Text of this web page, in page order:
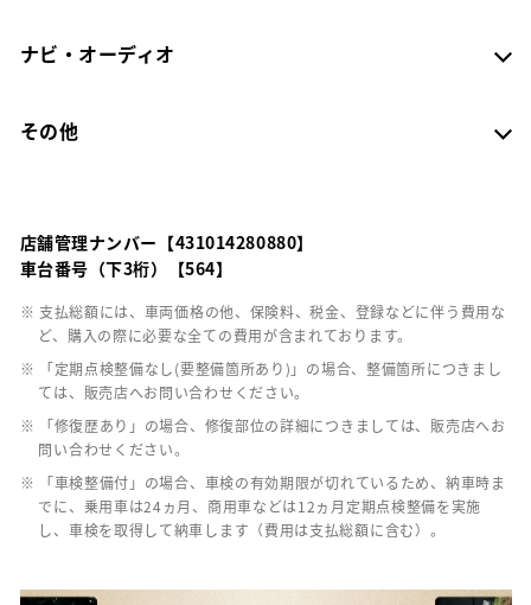
ナビ・オーディオ
その他
店舗管理ナンバー【431014280880】
車台番号（下3桁）【564】
※ 支払総額には、車両価格の他、保険料、税金、登録などに伴う費用な
ど、購入の際に必要な全ての費用が含まれております。
※ 「定期点検整備なし(要整備箇所あり)」の場合、整備箇所につきまし
ては、販売店へお問い合わせください。
※ 「修復歴あり」の場合、修復部位の詳細につきましては、販売店へお
問い合わせください。
※ 「車検整備付」の場合、車検の有効期限が切れているため、納車時ま
でに、乗用車は24ヵ月、商用車などは12ヵ月定期点検整備を実施
し、車検を取得して納車します（費用は支払総額に含む）。